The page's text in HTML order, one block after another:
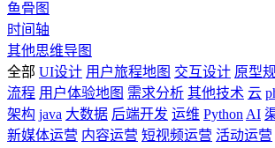
鱼骨图
时间轴
其他思维导图
全部 UI设计 用户旅程地图 交互设计 原型
流程 用户体验地图 需求分析 其他技术 云
架构 java 大数据 后端开发 运维 Python AI
新媒体运营 内容运营 短视频运营 活动运营